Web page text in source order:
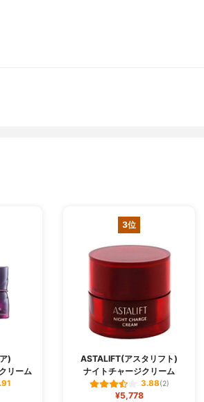
)
リーム
3位
ASTALIFT(アスタリフト)
ナイトチャージクリーム
3.88(2)
¥5,778